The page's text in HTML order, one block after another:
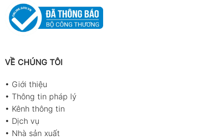
VỀ CHÚNG TÔI
• Giới thiệu
• Thông tin pháp lý
• Kênh thông tin
• Dịch vụ
• Nhà sản xuất